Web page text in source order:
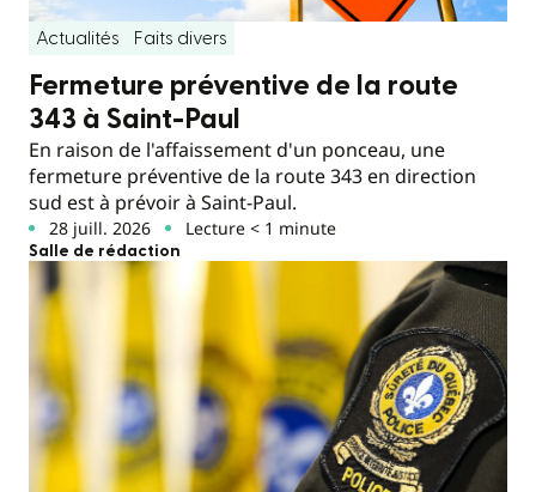
Actualités Faits divers
Fermeture préventive de la route
343 à Saint-Paul
En raison de l'affaissement d'un ponceau, une
fermeture préventive de la route 343 en direction
sud est à prévoir à Saint-Paul.
28 juill. 2026 Lecture < 1 minute
Salle de rédaction